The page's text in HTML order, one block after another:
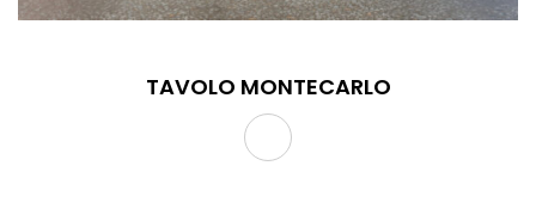
TAVOLO MONTECARLO